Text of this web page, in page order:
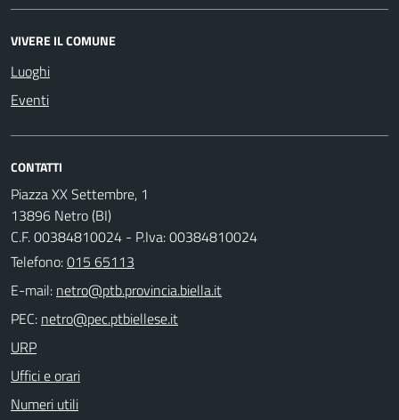
VIVERE IL COMUNE
Luoghi
Eventi
CONTATTI
Piazza XX Settembre, 1
13896 Netro (BI)
C.F. 00384810024 - P.Iva: 00384810024
Telefono:015 65113
E-mail:
PEC:
URP
Uffici e orari
Numeri utili